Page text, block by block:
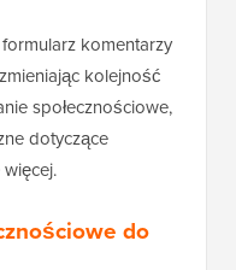
komentarzy
kolejność
społecznościowe,
dotyczące
do